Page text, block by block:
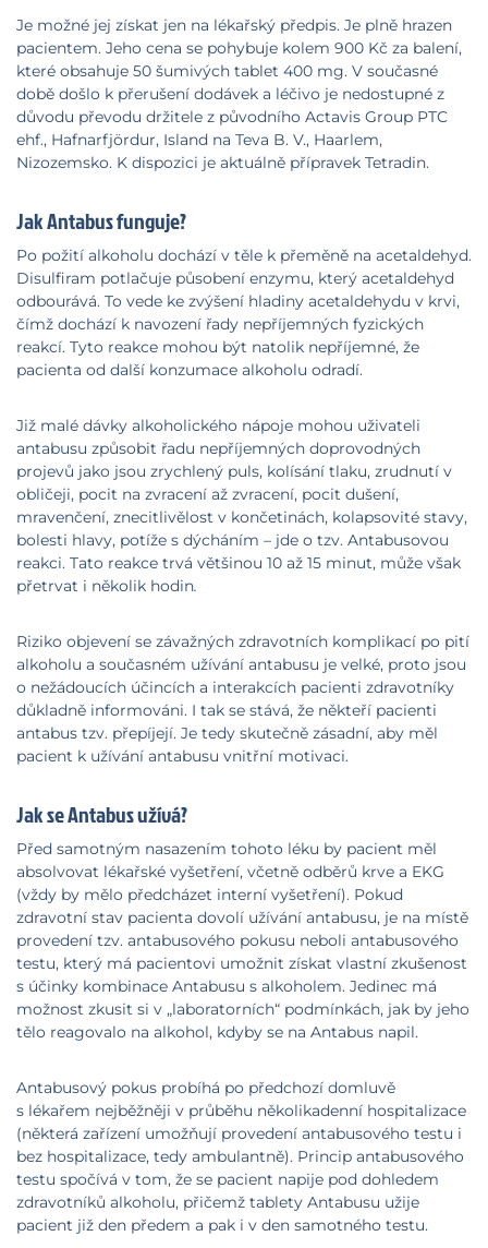
Je možné jej získat jen na lékařský předpis. Je plně hrazen
pacientem. Jeho cena se pohybuje kolem 900 Kč za balení,
které obsahuje 50 šumivých tablet 400 mg. V současné
době došlo k přerušení dodávek a léčivo je nedostupné z
důvodu převodu držitele z původního Actavis Group PTC
ehf., Hafnarfjördur, Island na Teva B. V., Haarlem,
Nizozemsko. K dispozici je aktuálně přípravek Tetradin.
Jak Antabus funguje?
Po požití alkoholu dochází v těle k přeměně na acetaldehyd.
Disulfiram potlačuje působení enzymu, který acetaldehyd
odbourává. To vede ke zvýšení hladiny acetaldehydu v krvi,
čímž dochází k navození řady nepříjemných fyzických
reakcí. Tyto reakce mohou být natolik nepříjemné, že
pacienta od další konzumace alkoholu odradí.
Již malé dávky alkoholického nápoje mohou uživateli
antabusu způsobit řadu nepříjemných doprovodných
projevů jako jsou zrychlený puls, kolísání tlaku, zrudnutí v
obličeji, pocit na zvracení až zvracení, pocit dušení,
mravenčení, znecitlivělost v končetinách, kolapsovité stavy,
bolesti hlavy, potíže s dýcháním – jde o tzv. Antabusovou
reakci. Tato reakce trvá většinou 10 až 15 minut, může však
přetrvat i několik hodin.
Riziko objevení se závažných zdravotních komplikací po pití
alkoholu a současném užívání antabusu je velké, proto jsou
o nežádoucích účincích a interakcích pacienti zdravotníky
důkladně informováni. I tak se stává, že někteří pacienti
antabus tzv. přepíjejí. Je tedy skutečně zásadní, aby měl
pacient k užívání antabusu vnitřní motivaci.
Jak se Antabus užívá?
Před samotným nasazením tohoto léku by pacient měl
absolvovat lékařské vyšetření, včetně odběrů krve a EKG
(vždy by mělo předcházet interní vyšetření). Pokud
zdravotní stav pacienta dovolí užívání antabusu, je na místě
provedení tzv. antabusového pokusu neboli antabusového
testu, který má pacientovi umožnit získat vlastní zkušenost
s účinky kombinace Antabusu s alkoholem. Jedinec má
možnost zkusit si v „laboratorních“ podmínkách, jak by jeho
tělo reagovalo na alkohol, kdyby se na Antabus napil.
Antabusový pokus probíhá po předchozí domluvě
s lékařem nejběžněji v průběhu několikadenní hospitalizace
(některá zařízení umožňují provedení antabusového testu i
bez hospitalizace, tedy ambulantně). Princip antabusového
testu spočívá v tom, že se pacient napije pod dohledem
zdravotníků alkoholu, přičemž tablety Antabusu užije
pacient již den předem a pak i v den samotného testu.